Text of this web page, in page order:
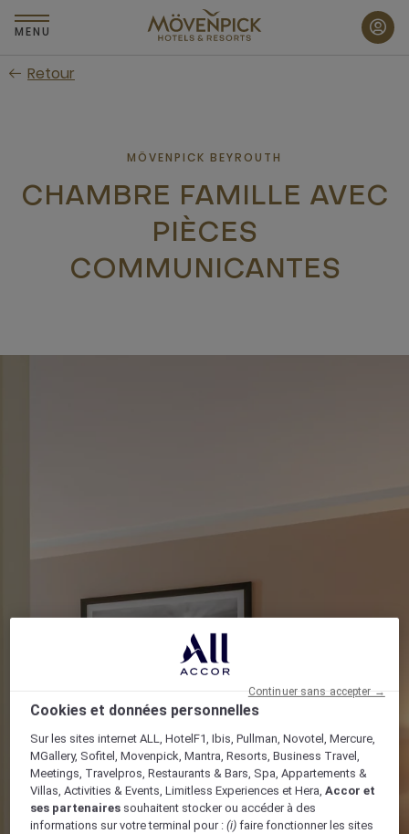
Passer
au
principal
MENU
Retour
MÖVENPICK BEYROUTH
CHAMBRE FAMILLE AVEC
PIÈCES
COMMUNICANTES
Cookies et données personnelles
Sur les sites internet ALL, HotelF1, Ibis, Pullman, Novotel, Mercure,
MGallery, Sofitel, Movenpick, Mantra, Resorts, Business Travel,
Meetings, Travelpros, Restaurants & Bars, Spa, Appartements &
Villas, Activities & Events, Limitless Experiences et Hera,Accor et
ses partenaires souhaitent stocker ou accéder à des
informations sur votre terminal pour :(i) faire fonctionner les sites
Continuer sans accepter →